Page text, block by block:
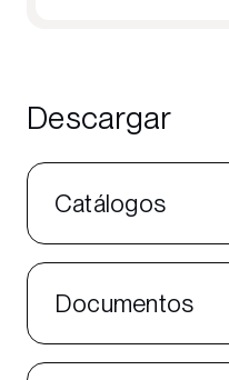
Descargar
Catálogos
Documentos